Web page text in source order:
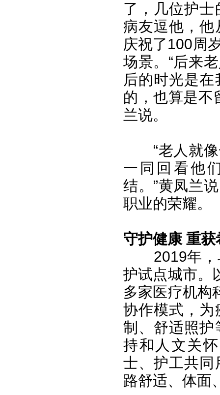
了，几位护
病友逗他，他
庆祝了100周
场景。“后来
后的时光是
的，也算是不
兰说。
“老人就
一同回看他
结。”黄凤兰
职业的荣耀。
守护健康 重获
2019年
护试点城市。
多家医疗机构
协作模式，为
制、舒适照护
持和人文关
士、护工共同
路舒适、体面